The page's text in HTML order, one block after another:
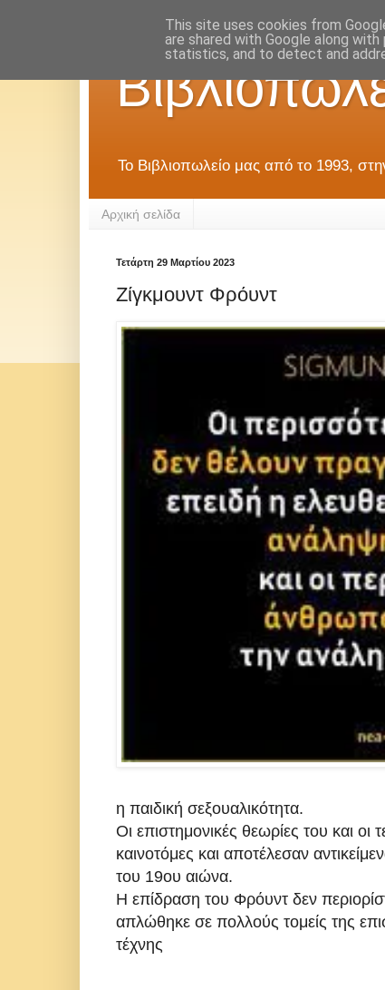
Το Βιβλιοπωλείο μας από το 1993,
Αρχική σελίδα
Τετάρτη 29 Μαρτίου 2023
Ζίγκμουντ Φρόυντ
η παιδική σεξουαλικότητα.
Οι επιστημονικές θεωρίες του και οι
καινοτόμες και αποτέλεσαν
του 19ου αιώνα.
Η επίδραση του Φρόυντ δεν
απλώθηκε σε πολλούς τομείς της
τέχνης
This site uses cookies from
are shared with Google along
statistics, and to detect and